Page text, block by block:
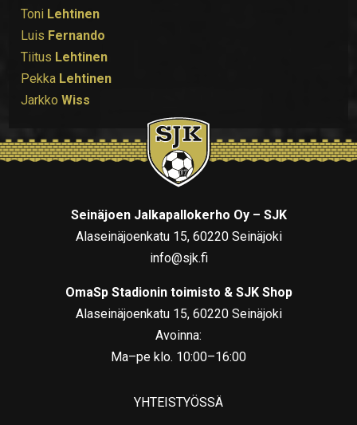
Toni Lehtinen
Luis Fernando
Tiitus Lehtinen
Pekka Lehtinen
JarkkoWiss
Seinäjoen Jalkapallokerho Oy – SJK
Alaseinäjoenkatu 15, 60220 Seinäjoki
info@sjk.fi
OmaSp Stadionin toimisto & SJK Shop
Alaseinäjoenkatu 15, 60220 Seinäjoki
Avoinna:
Ma–pe klo. 10:00–16:00
YHTEISTYÖSSÄ